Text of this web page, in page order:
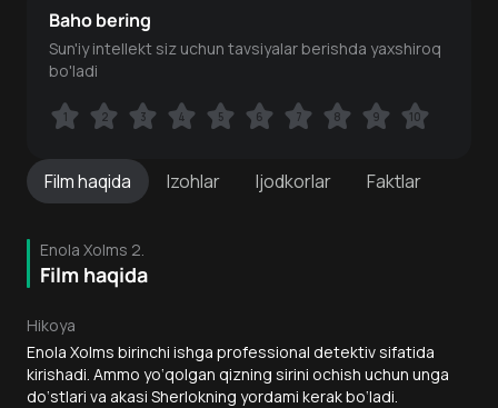
Filmhaqida Izohlar Ijodkorlar Faktlar
Enola Xolms 2.
Film haqida
Hikoya
Enola Xolms birinchi ishga professional detektiv sifatida
kirishadi. Ammo yo‘qolgan qizning sirini ochish uchun unga
do‘stlari va akasi Sherlokning yordami kerak bo‘ladi.
Baho bering
Sun'iy intellekt siz uchun tavsiyalar berishda yaxshiroq
bo'ladi
1 2 3 4 5 6 7 8 9 10
1 2 3 4 5 6 7 8 9 10